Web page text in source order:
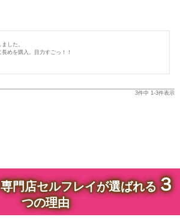
した。
めを購入。目力すごっ！！
3件中 1-3件表示
門店セルフレイが選ばれる３
つの理由